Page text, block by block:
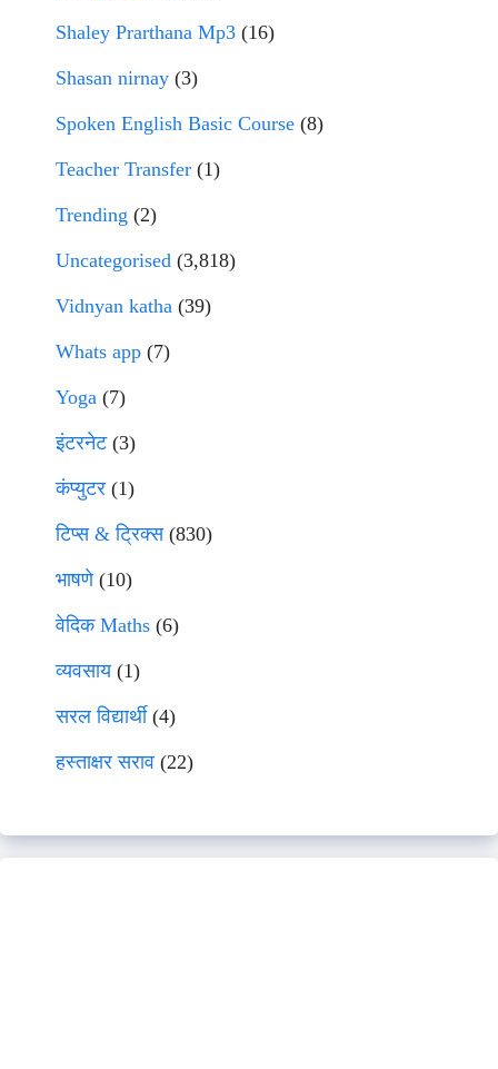
Shaley Prarthana Mp3 (16)
Shasan nirnay (3)
Spoken English Basic Course (8)
Teacher Transfer (1)
Trending (2)
Uncategorised (3,818)
Vidnyan katha (39)
Whats app (7)
Yoga (7)
इंटरनेट(3)
कंप्युटर (1)
टिप्स & ट्रिक्स(830)
भाषणे(10)
वेदिक Maths (6)
व्यवसाय(1)
सरल विद्यार्थी(4)
हस्ताक्षर सराव (22)